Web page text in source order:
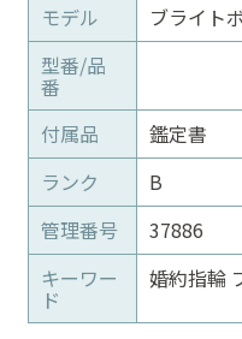
モデル
ブライト
型番/品
番
付属品
鑑定書
ランク
B
管理番号
37886
キーワー
ド
婚約指輪